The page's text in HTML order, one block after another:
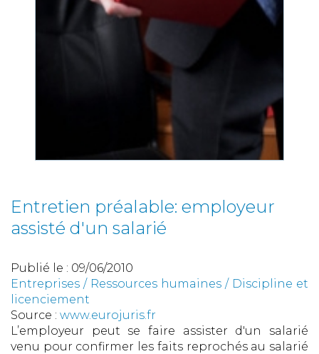
Entretien préalable: employeur
assisté d'un salarié
Publié le : 09/06/2010
Entreprises / Ressources humaines / Discipline et
licenciement
Source : www.eurojuris.fr
L’employeur peut se faire assister d'un salarié
venu pour confirmer les faits reprochés au salarié